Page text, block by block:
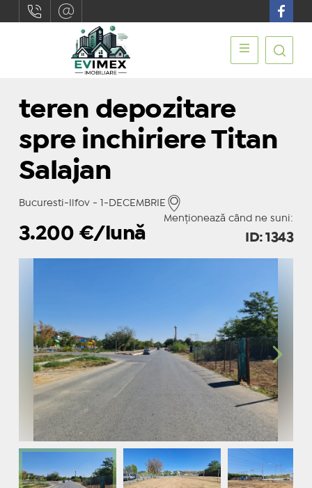
teren depozitare
spre inchiriere Titan
Salajan
Bucuresti-Ilfov - 1-DECEMBRIE
Menționează când ne suni:
3.200 €/lună ID: 1343